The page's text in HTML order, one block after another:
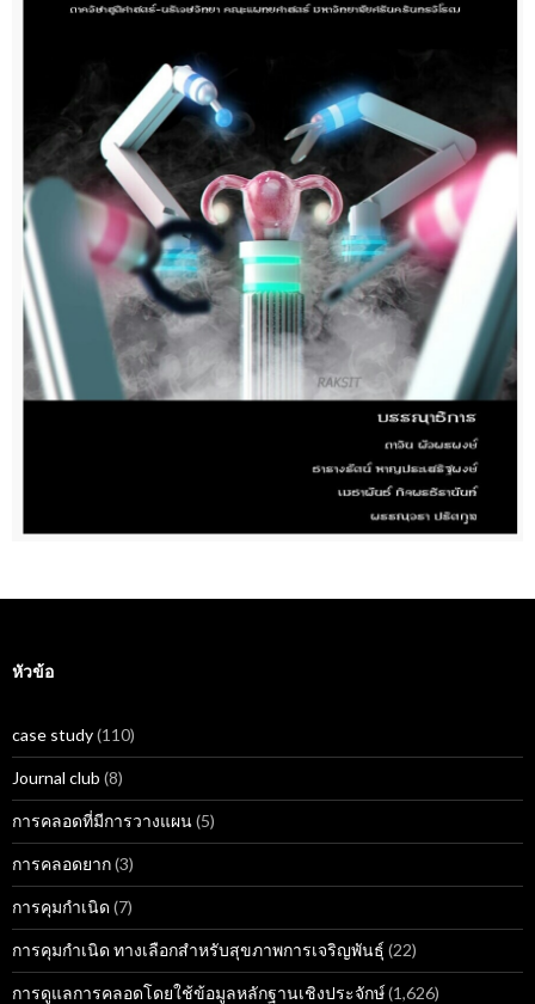
หัวข้อ
case study(110)
Journal club (8)
การคลอดที่มีการวางแผน(5)
การคลอดยาก(3)
การคุมกำเนิด (7)
การคุมกำเนิด ทางเลือกสำหรับสุขภาพการเจริญพันธุ์ (22)
การดูแลการคลอดโดยใช้ข้อมูลหลักฐานเชิงประจักษ์(1,626)